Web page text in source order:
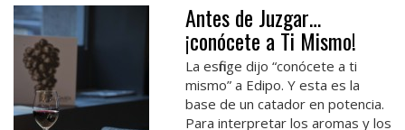
Antes de Juzgar…
¡conócete a Ti Mismo!
La esfinge dijo “conócete a ti
mismo” a Edipo. Y esta es la
base de un catador en potencia.
Para interpretar los aromas y los